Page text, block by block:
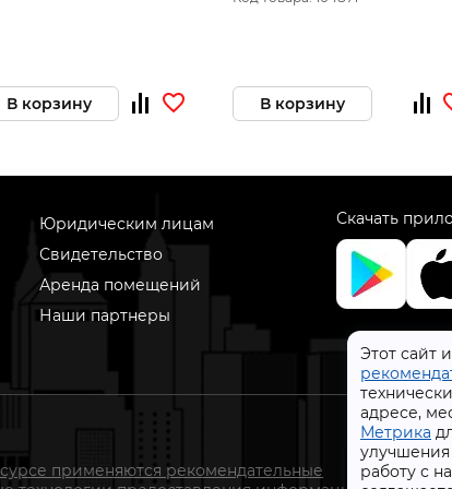
Этот сайт
адресе,
Метрика
работу с
В корзину
аккум. и ЗУ) 695.1.0.70
В корзину
Юридическим лицам
Свидетельство
Аренда помещений
Наши партнеры
Скачать
применяются рекомендательные